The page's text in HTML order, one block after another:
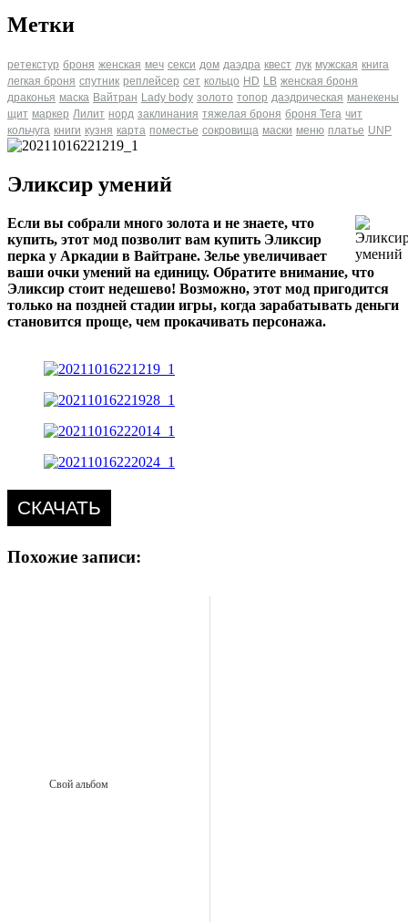
Метки
ретекстур броня женская меч секси дом даэдра квест лук мужская книга
легкая броня спутник реплейсер сет кольцо HD LB женская броня
драконья маска Вайтран Lady body золото топор даэдрическая манекены
щит маркер Лилит норд заклинания тяжелая броня броня Tera чит
кольчуга книги кузня карта поместье сокровища маски меню платье UNP
Эликсир умений
Если вы собрали много золота и не знаете, что
купить, этот мод позволит вам купить Эликсир
перка у Аркадии в Вайтране. Зелье увеличивает
ваши очки умений на единицу. Обратите внимание, что
Эликсир стоит недешево! Возможно, этот мод пригодится
только на поздней стадии игры, когда зарабатывать деньги
становится проще, чем прокачивать персонажа.
СКАЧАТЬ
Похожие записи:
Свой альбом